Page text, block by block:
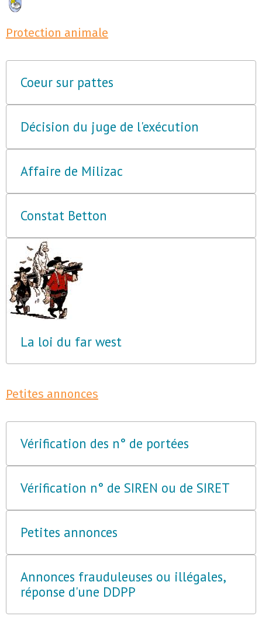
Protection animale
Coeur sur pattes
Décision du juge de l'exécution
Affaire de Milizac
Constat Betton
La loi du far west
Petites annonces
Vérification des n° de portées
Vérification n° de SIREN ou de SIRET
Petites annonces
Annonces frauduleuses ou illégales,
réponse d'une DDPP